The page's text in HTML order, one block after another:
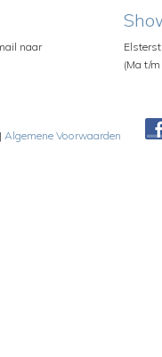
naar
(Ma t/
| Algemene Voorwaarden